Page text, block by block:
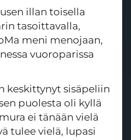
illan toisella
tasoittavalla,
meni menojaan,
vuoroparissa
keskittynyt sisäpeliin
puolesta oli kyllä
ei tänään vielä
tulee vielä, lupasi